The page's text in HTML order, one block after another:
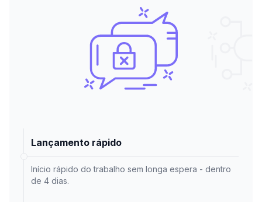
Lançamento rápido
Início rápido do trabalho sem longa espera - dentro
de 4 dias.